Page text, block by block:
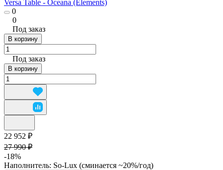
Versa Table - Oceana (Elements)
0
0
Под заказ
В корзину
Под заказ
В корзину
22 952 ₽
27 990 ₽
-18%
Наполнитель: So-Lux (cминается ~20%/год)